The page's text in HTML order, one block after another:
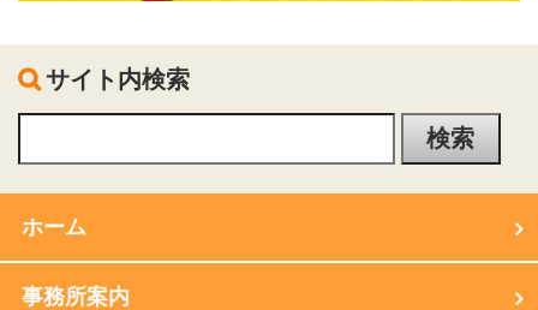
サイト内検索
ホーム
事務所案内